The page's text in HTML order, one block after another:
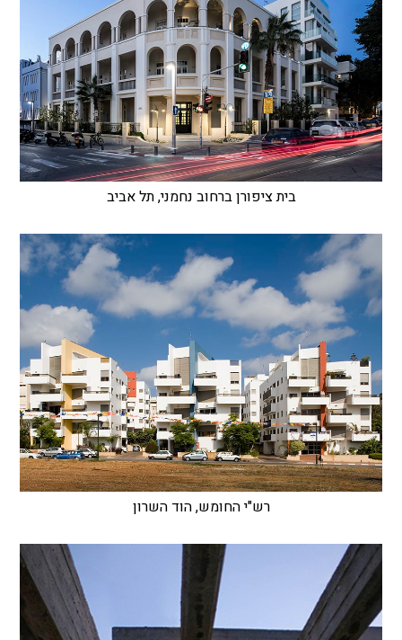
בית ציפורן ברחוב נחמני, תל אביב
רש"י החומש, הוד השרון